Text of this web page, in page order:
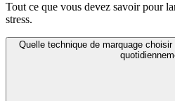
Tout ce que vous devez savoir pour
stress.
Quelle technique de marquage